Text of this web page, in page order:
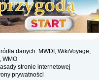
danych: MWDI, WikiVoyage,
WMO
stronie internetowej
prywatności